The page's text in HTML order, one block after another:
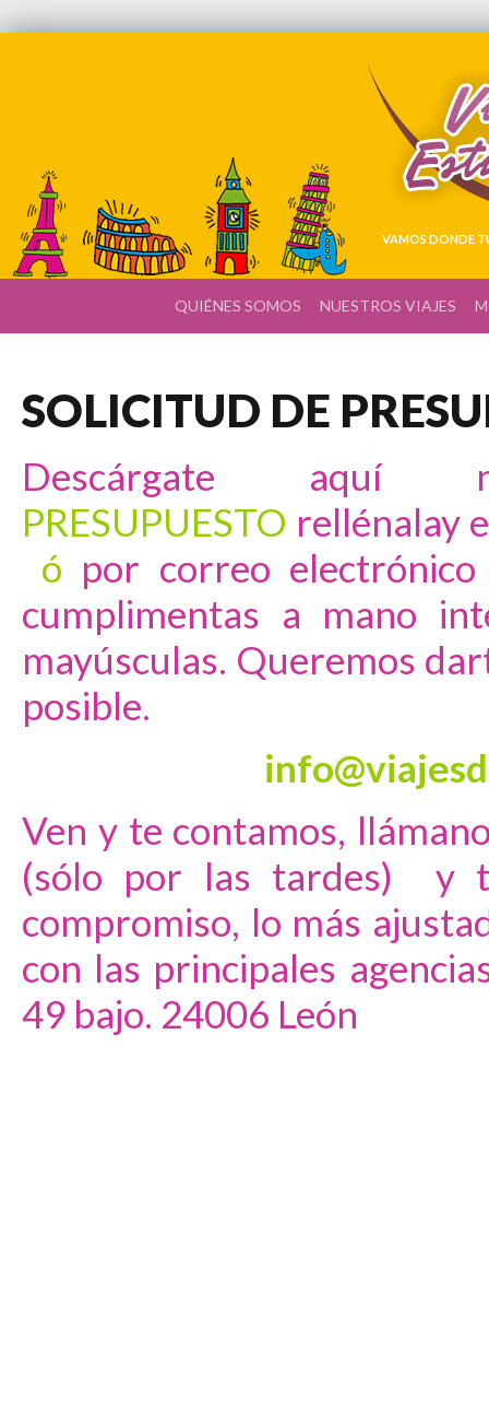
VAMOS DONDE
QUIÉNES SOMOS NUESTROS VIAJES
SOLICITUD DE
Descárgate
PRESUPUESTO rellénalay
ó por correo
cumplimentas a mano
mayúsculas. Queremos
posible.
Ven y te contamos,
(sólo por las tardes) y
compromiso, lo más
con las principales
49 bajo. 24006 León